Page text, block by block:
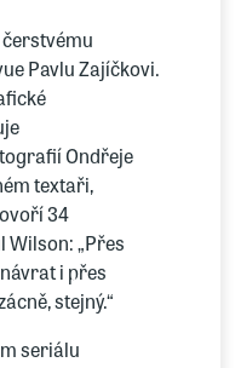
Pavlu Zajíčkovi.
Ondřeje
textaři,
34
Wilson: „Přes
i přes
stejný.“
seriálu